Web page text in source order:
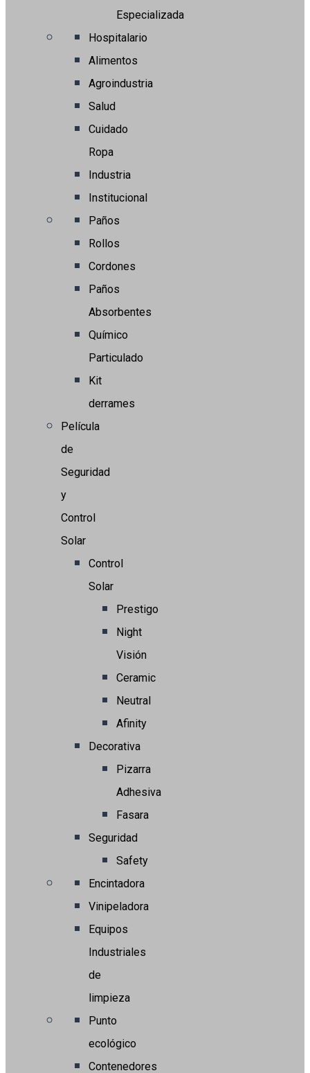
Especializada
Hospitalario
Alimentos
Agroindustria
Salud
Cuidado
Ropa
Industria
Institucional
Paños
Rollos
Cordones
Paños
Absorbentes
Químico
Particulado
Kit
derrames
Película
de
Seguridad
y
Control
Solar
Control
Solar
Prestigo
Night
Visión
Ceramic
Neutral
Afinity
Decorativa
Pizarra
Adhesiva
Fasara
Seguridad
Safety
Encintadora
Vinipeladora
Equipos
Industriales
de
limpieza
Punto
ecológico
Contenedores